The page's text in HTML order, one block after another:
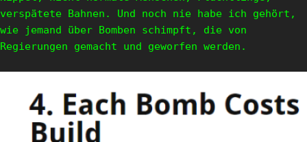
verspätete Bahnen. Und noch nie habe ich gehört,
wie jemand über Bomben schimpft, die von
Regierungen gemacht und geworfen werden.